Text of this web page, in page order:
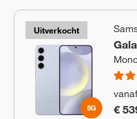
Uitverkocht
vanaf
€